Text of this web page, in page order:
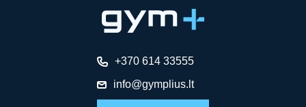
+370 614 33555
info@gymplius.lt